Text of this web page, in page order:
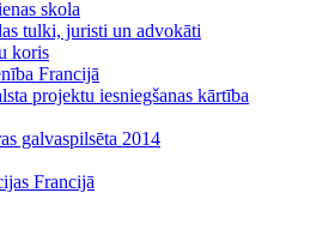
skola
tulki, juristi un advokāti
koris
Francijā
projektu iesniegšanas kārtība
galvaspilsēta 2014
Francijā